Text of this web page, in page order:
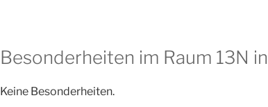
Besonderheiten im Raum 13N
Keine Besonderheiten.